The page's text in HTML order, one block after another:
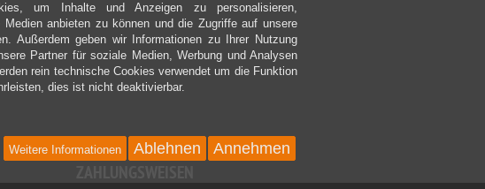
um Inhalte und Anzeigen zu personalisieren,
Medien anbieten zu können und die Zugriffe auf unsere
Außerdem geben wir Informationen zu Ihrer Nutzung
Partner für soziale Medien, Werbung und Analysen
rein technische Cookies verwendet um die Funktion
dies ist nicht deaktivierbar.
Annehmen
Ablehnen
Weitere Informationen